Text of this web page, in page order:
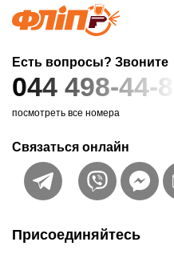
Есть вопросы? Звоните
044 498-44-89
посмотреть все номера
Связаться онлайн
Присоединяйтесь